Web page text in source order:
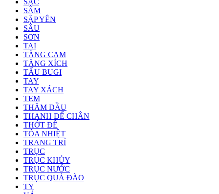
SĂM
SẬP YÊN
SÂU
SƠN
TAI
TĂNG CAM
TĂNG XÍCH
TẨU BUGI
TAY
TAY XÁCH
TEM
THĂM DẦU
THANH ĐỂ CHÂN
THỚT ĐỀ
TỎA NHIỆT
TRANG TRÍ
TRỤC
TRỤC KHỦY
TRỤC NƯỚC
TRỤC QUẢ ĐÀO
TY